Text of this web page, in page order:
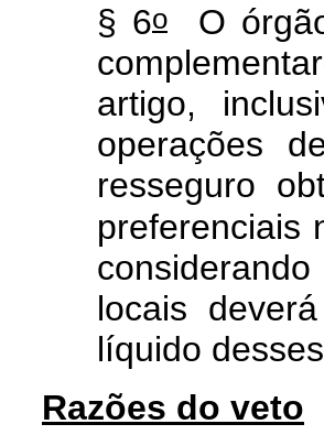
§ 6o O
artigo,
operações
resseguro
preferenciais
locais
líquido
Razões do veto